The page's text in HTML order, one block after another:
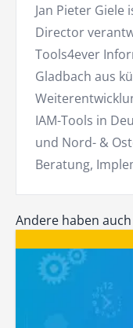
Jan Pieter Giele
Director
Tools4ever
Gladbach aus
IAM-Tools in
und Nord- &
Beratung,
Andere haben